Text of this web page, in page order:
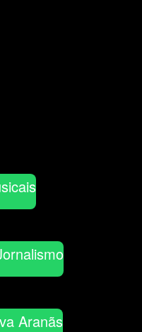
Aranãs